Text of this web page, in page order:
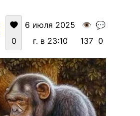
0
6 июля 2025
г. в 23:10
👁️
137
💬
0